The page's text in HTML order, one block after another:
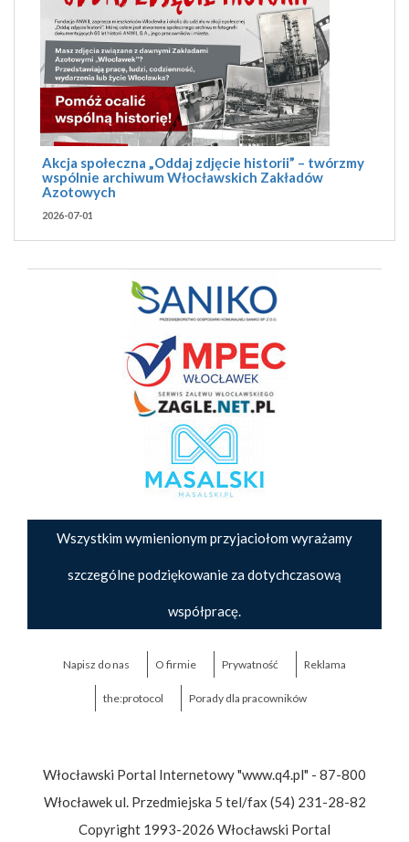
Akcja społeczna „Oddaj zdjęcie historii” – twórzmy
wspólnie archiwum Włocławskich Zakładów
Azotowych
2026-07-01
Wszystkim wymienionym przyjaciołom wyrażamy
szczególne podziękowanie za dotychczasową
współpracę.
Napisz do nas O firmie Prywatność Reklama
the:protocol Porady dla pracowników
Włocławski Portal Internetowy "www.q4.pl" - 87-800
Włocławek ul. Przedmiejska 5 tel/fax (54) 231-28-82
Copyright 1993-2026 Włocławski Portal